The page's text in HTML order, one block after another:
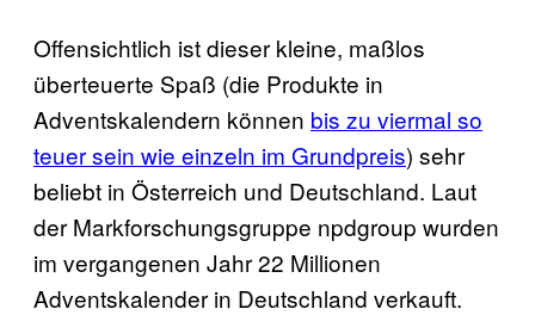
Offensichtlich ist dieser kleine, maßlos
überteuerte Spaß (die Produkte in
Adventskalendern können bis zu viermal so
teuer sein wie einzeln im Grundpreis) sehr
beliebt in Österreich und Deutschland. Laut
der Markforschungsgruppe npdgroup wurden
im vergangenen Jahr 22 Millionen
Adventskalender in Deutschland verkauft.